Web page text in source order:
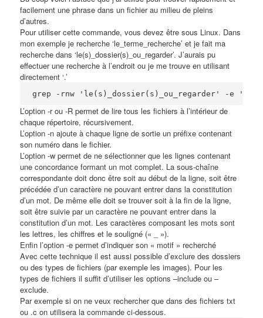
facilement une phrase dans un fichier au milieu de pleins
d’autres.
Pour utiliser cette commande, vous devez être sous Linux. Dans
mon exemple je recherche ‘le_terme_recherche’ et je fait ma
recherche dans ‘le(s)_dossier(s)_ou_regarder’. J’aurais pu
effectuer une recherche à l’endroit ou je me trouve en utilisant
directement ‘.’
grep -rnw 'le(s)_dossier(s)_ou_regarder' -e
L’option -r ou -R permet de lire tous les fichiers à l’intérieur de
chaque répertoire, récursivement.
L’option -n ajoute à chaque ligne de sortie un préfixe contenant
son numéro dans le fichier.
L’option -w permet de ne sélectionner que les lignes contenant
une concordance formant un mot complet. La sous-chaîne
correspondante doit donc être soit au début de la ligne, soit être
précédée d’un caractère ne pouvant entrer dans la constitution
d’un mot. De même elle doit se trouver soit à la fin de la ligne,
soit être suivie par un caractère ne pouvant entrer dans la
constitution d’un mot. Les caractères composant les mots sont
les lettres, les chiffres et le souligné (« _ »).
Enfin l’option -e permet d’indiquer son « motif » recherché
Avec cette technique il est aussi possible d’exclure des dossiers
ou des types de fichiers (par exemple les images). Pour les
types de fichiers il suffit d’utiliser les options –include ou –
exclude.
Par exemple si on ne veux rechercher que dans des fichiers txt
ou .c on utilisera la commande ci-dessous.